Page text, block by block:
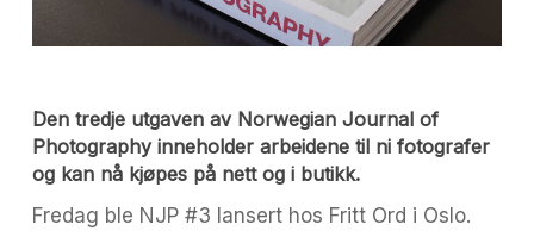
Den tredje utgaven av Norwegian Journal of
Photography inneholder arbeidene til ni fotografer
og kan nå kjøpes på nett og i butikk.
Fredag ble NJP #3 lansert hos Fritt Ord i Oslo.